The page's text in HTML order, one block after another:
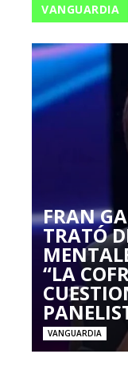
VANGUARDIA
FRAN
TRATÓ
“LA
VANGUARDIA